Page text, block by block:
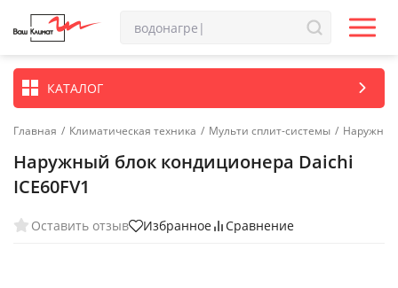
КАТАЛОГ
Главная / Климатическая техника / Мульти сплит-системы / Наружные
Наружный блок кондиционера Daichi
ICE60FV1
Оставить отзыв Избранное Сравнение